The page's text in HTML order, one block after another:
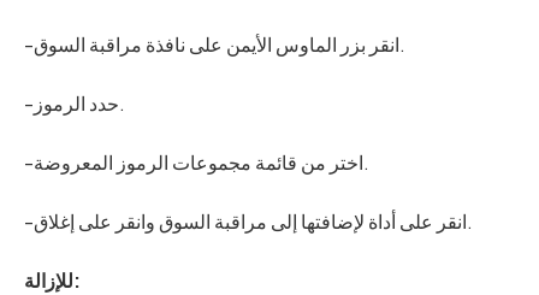
-انقر بزر الماوس الأيمن على نافذة مراقبة السوق.
-حدد الرموز.
-اختر من قائمة مجموعات الرموز المعروضة.
-انقر على أداة لإضافتها إلى مراقبة السوق وانقر على إغلاق.
للإزالة: